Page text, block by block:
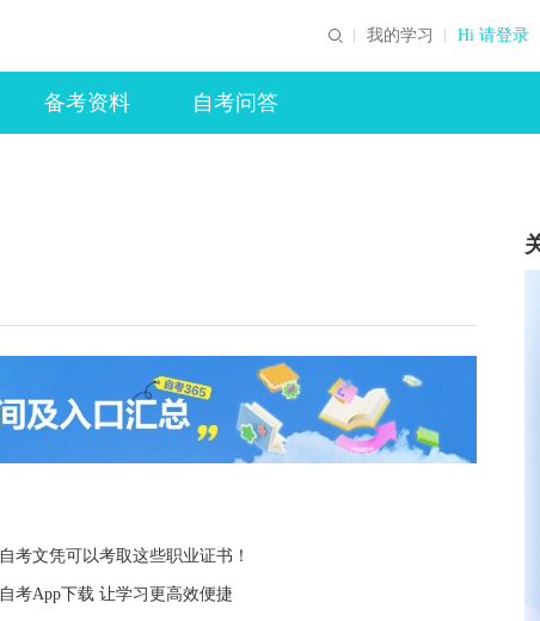
我的学习 Hi 请登录
备考资料 自考问答
自考文凭可以考取这些职业证书！
自考App下载 让学习更高效便捷